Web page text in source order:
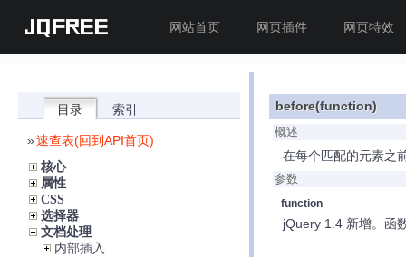
JQFREE 网站首页 网页插件 网页特效
before(function)
概述
在每个匹配的元素之
参数
function
jQuery 1.4 新增。函
目录 索引
»速查表(回到API首页)
核心
属性
CSS
选择器
文档处理
内部插入